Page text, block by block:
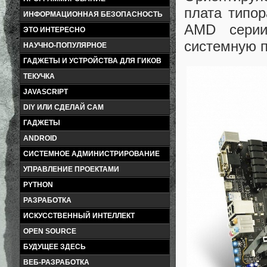
ИНФОРМАЦИОННАЯ БЕЗОПАСНОСТЬ
ЭТО ИНТЕРЕСНО
НАУЧНО-ПОПУЛЯРНОЕ
ГАДЖЕТЫ И УСТРОЙСТВА ДЛЯ ГИКОВ
ТЕКУЧКА
JAVASCRIPT
DIY ИЛИ СДЕЛАЙ САМ
ГАДЖЕТЫ
ANDROID
СИСТЕМНОЕ АДМИНИСТРИРОВАНИЕ
УПРАВЛЕНИЕ ПРОЕКТАМИ
PYTHON
РАЗРАБОТКА
ИСКУССТВЕННЫЙ ИНТЕЛЛЕКТ
OPEN SOURCE
БУДУЩЕЕ ЗДЕСЬ
ВЕБ-РАЗРАБОТКА
плата
AMD
системную